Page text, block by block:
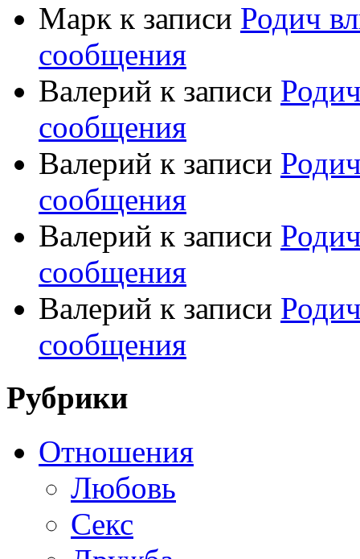
Марк к записи Родич
сообщения
Валерий к записи
сообщения
Валерий к записи
сообщения
Валерий к записи
сообщения
Валерий к записи
сообщения
Рубрики
Отношения
Любовь
Секс